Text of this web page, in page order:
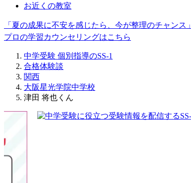
お近くの教室
「夏の成果に不安を感じたら、今が整理のチャンス」
プロの学習カウンセリングはこちら
中学受験 個別指導のSS-1
合格体験談
関西
大阪星光学院中学校
津田 将也くん